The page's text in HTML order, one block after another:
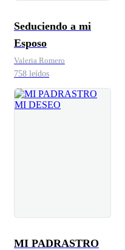
Seduciendo a mi
Esposo
Valeria Romero
758 leídos
MI PADRASTRO